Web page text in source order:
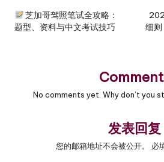
Post
navigation
芝加哥驾照笔试全攻略：
题型、资料与中文考试技巧
细则
No comments yet. Why don’t you
发表回复
您的邮箱地址不会被公开。 必